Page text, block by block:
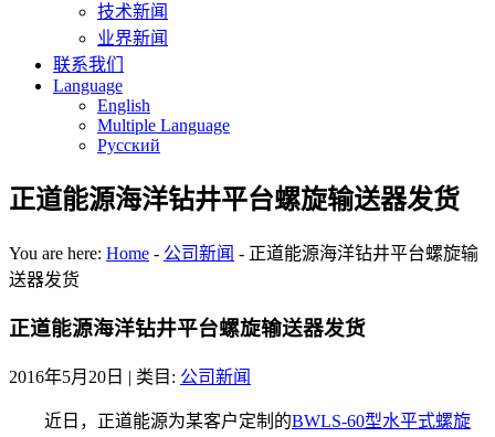
技术新闻
业界新闻
联系我们
Language
English
Multiple Language
Русский
正道能源海洋钻井平台螺旋输送器发货
You are here: Home - 公司新闻 - 正道能源海洋钻井平台螺旋输
送器发货
正道能源海洋钻井平台螺旋输送器发货
2016年5月20日 | 类目: 公司新闻
近日，正道能源为某客户定制的BWLS-60型水平式螺旋